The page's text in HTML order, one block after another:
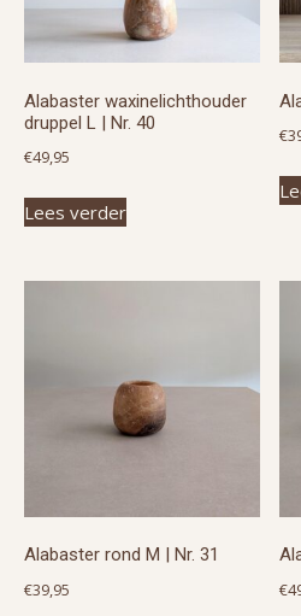
Alabaster waxinelichthouder
druppel L | Nr. 40
€49,95
Lees verder
€
Alabaster rond M | Nr. 31
€39,95
€